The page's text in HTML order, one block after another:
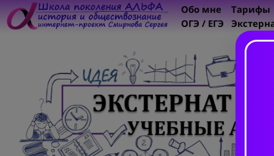
Обо мне
ОГЭ / ЕГЭ
Тарифы